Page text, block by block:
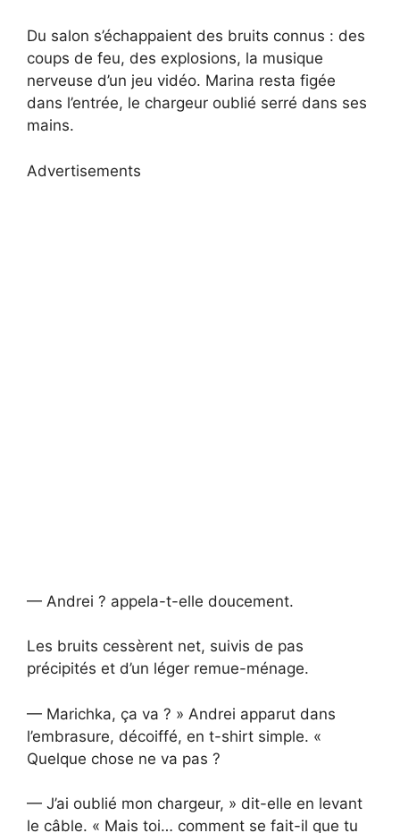
Du salon s’échappaient des bruits connus : des
coups de feu, des explosions, la musique
nerveuse d’un jeu vidéo. Marina resta figée
dans l’entrée, le chargeur oublié serré dans ses
mains.
Advertisements
— Andrei ? appela-t-elle doucement.
Les bruits cessèrent net, suivis de pas
précipités et d’un léger remue-ménage.
— Marichka, ça va ? » Andrei apparut dans
l’embrasure, décoiffé, en t-shirt simple. «
Quelque chose ne va pas ?
— J’ai oublié mon chargeur, » dit-elle en levant
le câble. « Mais toi… comment se fait-il que tu